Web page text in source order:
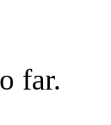
far.